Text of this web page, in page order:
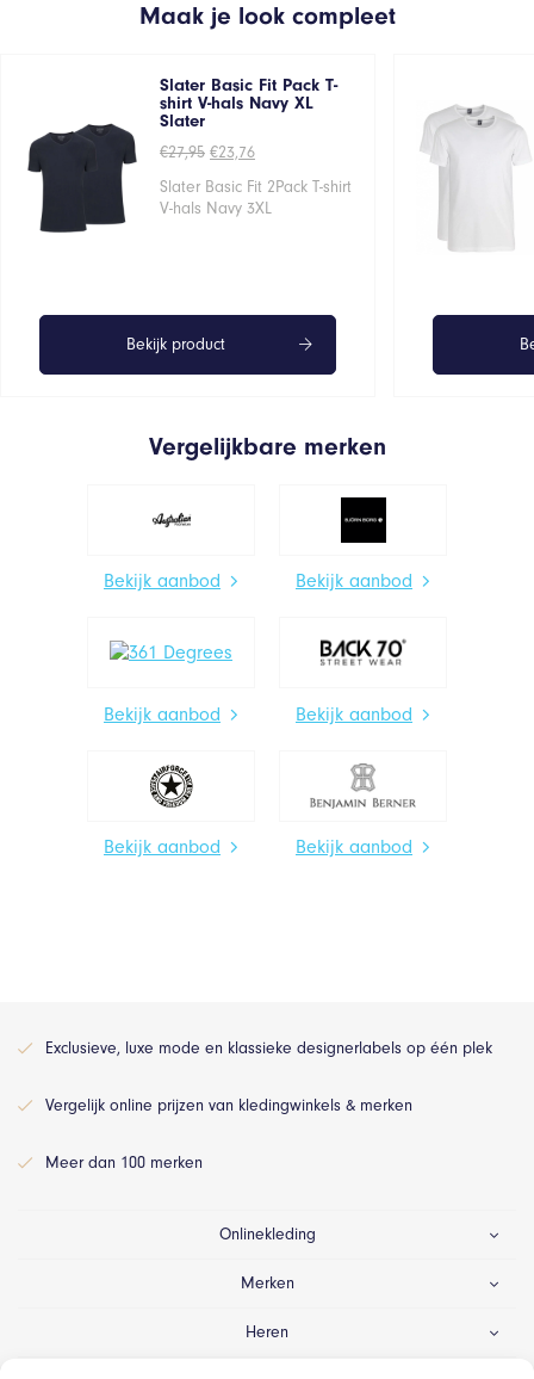
Maak je look compleet
Slater Basic Fit Pack T-
shirt V-hals Navy XL
Slater
€27,95 Oorspronkelijke
was:
€27,95.
€23,76Huidige
is:
€23,76.
Slater Basic Fit 2Pack T-shirt
V-hals Navy 3XL
Bekijk product
Vergelijkbare merken
Bekijk aanbod Bekijk aanbod
Bekijk aanbod Bekijk aanbod
Bekijk aanbod Bekijk aanbod
Exclusieve, luxe mode en klassieke designerlabels op één plek
Vergelijk online prijzen van kledingwinkels & merken
Meer dan 100 merken
Onlinekleding
Merken
Heren